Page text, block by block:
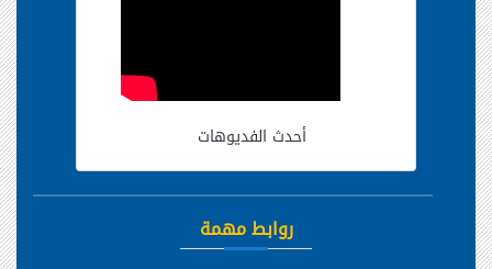
أحدث الفديوهات
روابط مهمة